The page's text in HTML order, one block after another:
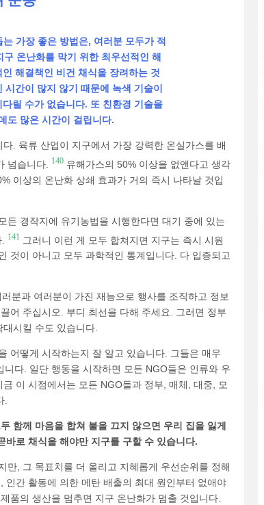
가장 좋은 방법은, 여러분 모두가 적
온난화를 막기 위한 최우선적인 해
해결책인 비건 채식을 장려하는 것
시간이 많지 않기 때문에 녹색 기술이
릴 수가 없습니다. 또 친환경 기술을
도 많은 시간이 걸립니다.
. 육류 산업이 지구에서 가장 강력한 온실가스를 배
넘습니다.
140유해가스의 50% 이상을 없앤다고 생각
이상의 온난화 상쇄 효과가 거의 즉시 나타날 것입
든 경작지에 유기농법을 시행한다면 대기 중에 있는
141 그러니 이런 게 모두 합쳐지면 지구는 즉시 시원
것이 아니고 모두 과학적인 통계입니다. 다 입증되고
분과 여러분이 가진 재능으로 행사를 조직하고 정보
어 주십시오. 부디 최선을 다해 주세요. 그러면 정부
시킬 수도 있습니다.
어떻게 시작하는지 잘 알고 있습니다. 그들은 매우
다. 일단 행동을 시작하면 모든 NGO들은 인류와 우
이 시점에서는 모든 NGO들과 정부, 매체, 대중, 모
.
함께 마음을 합쳐 불을 끄지 않으면 우리 집을 잃게
바로 채식을 해야만 지구를 구할 수 있습니다.
만, 그 목표치를 더 올리고 지혜롭게 우선순위를 정해
인간 활동에 의한 메탄 배출의 최대 원인부터 없애야
품의 생산을 멈추면 지구 온난화가 멈출 것입니다.